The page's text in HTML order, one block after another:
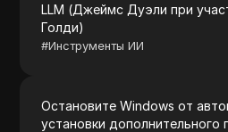
LLM (Джеймс Дуэли при
Голди)
#Инструменты ИИ
Остановите Windows от
установки дополнительного